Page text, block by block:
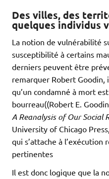
Des villes, des
quelques individus
La notion de vulnérabilité
susceptibilité à certains
derniers peuvent être
remarquer Robert
qu’un condamné à mort
bourreau((Robert E.
A Reanalysis of Our Social
University of Chicago
qui s’attache à l’exécution
pertinentes
Il est donc logique que la